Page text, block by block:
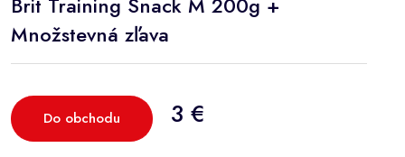
Množstevná zľava
Do obchodu 3 €